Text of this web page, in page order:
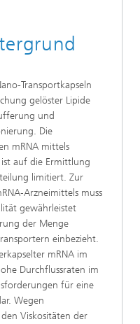
Transportkapseln
gelöster Lipide
und
Die
mRNA mittels
ist auf die Ermittlung
limitiert. Zur
muss
gewährleistet
der Menge
einbezieht.
mRNA im
Durchflussraten im
für eine
Wegen
Viskositäten der